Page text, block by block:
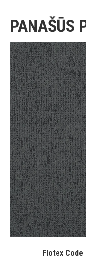
PANAŠŪS
Flotex Code